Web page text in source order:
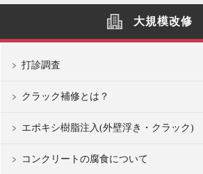
大規模改修
打診調査
クラック補修とは？
エポキシ樹脂注入(外壁浮き・クラック)
コンクリートの腐食について